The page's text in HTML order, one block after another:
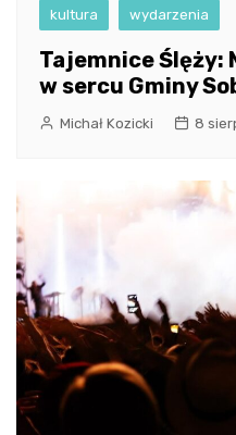
kultura wydarzenia
Tajemnice Ślęży:
w sercu Gminy
Michał Kozicki 8